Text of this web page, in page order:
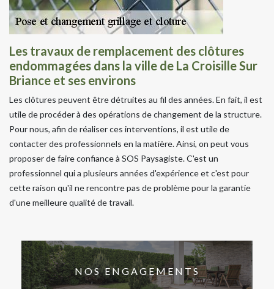
Les travaux de remplacement des clôtures
endommagées dans la ville de La Croisille Sur
Briance et ses environs
Les clôtures peuvent être détruites au fil des années. En fait, il est
utile de procéder à des opérations de changement de la structure.
Pour nous, afin de réaliser ces interventions, il est utile de
contacter des professionnels en la matière. Ainsi, on peut vous
proposer de faire confiance à SOS Paysagiste. C'est un
professionnel qui a plusieurs années d'expérience et c'est pour
cette raison qu'il ne rencontre pas de problème pour la garantie
d'une meilleure qualité de travail.
NOS ENGAGEMENTS